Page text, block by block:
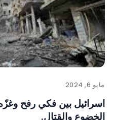
مايو 6, 2024
اسرائيل بين فكي رفح
الخضوع والقتال.